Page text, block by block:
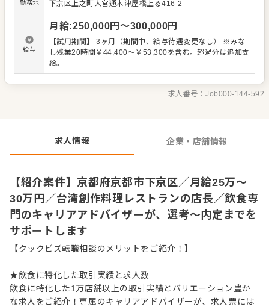
ではのアイデアを積極的に発信してください。 【具体的に
は…】 ・ホール、キッチンの全体管理 ・予約管理、電話対
応 ・接客、サービス全般 ・スタッフへの指示出し、動きの
確認 ・売上管理、発注業務、在庫管理 ・スタッフの育成や
マネジメント、シフト管理 など 入社後はスキルに合わせ
た業務からお任せしますので、徐々に業務の幅を広げてい
をサポートしますので、店長経験がない方も安心してスタ
ートできる環境です。 将来のキャリアとして、SVやエリア
は、エントリーいただくか『クックビズ転職支援窓口』ま
でお問合せください！
勤務地
下京区上之町大宮通木津屋橋上る416-2
給与
月給:250,000円〜300,000円
【試用期間】 3ヶ月（期間中、給与待遇変更なし） ※みな
し残業20時間￥44,400～￥53,300を含む。超過分は追加支
給。
求人番号：Job000-144-592
求人情報 企業・店舗情報
【紹介案件】京都府京都市下京区／月給25万～
30万円／台湾創作料理レストランの店長／飲食専
門のキャリアアドバイザーが、選考～内定までを
サポートします
【クックビズ転職相談のメリットをご紹介！】
★飲食に特化した取引実績と求人数
飲食に特化した1万店舗以上の取引実績とバリエーション豊か
な求人をご紹介！専属のキャリアアドバイザーが、求人票には